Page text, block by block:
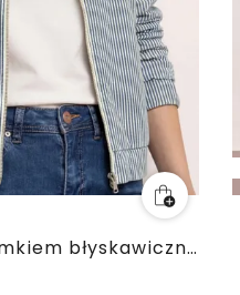
Bluza Jeans z zamkiem błyskawicznym